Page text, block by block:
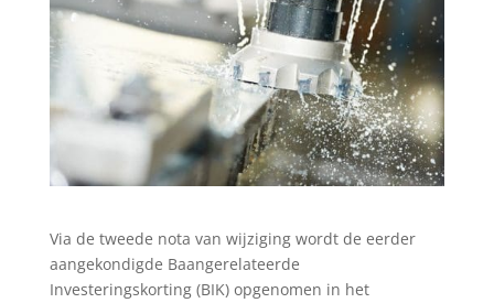
Via de tweede nota van wijziging wordt de eerder
aangekondigde Baangerelateerde
Investeringskorting (BIK) opgenomen in het